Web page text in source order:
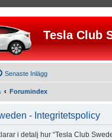
Tesla Club
Senaste Inlägg
Forumindex
- Integritetspolicy
i detalj hur “Tesla Club